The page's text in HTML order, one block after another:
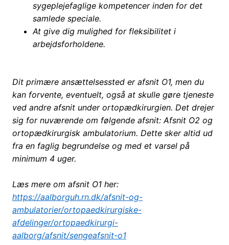
sygeplejefaglige kompetencer inden for det
samlede speciale.
At give dig mulighed for fleksibilitet i
arbejdsforholdene.
Dit primære ansættelsessted er afsnit O1, men du
kan forvente, eventuelt, også at skulle gøre tjeneste
ved andre afsnit under ortopædkirurgien. Det drejer
sig for nuværende om følgende afsnit: Afsnit O2 og
ortopædkirurgisk ambulatorium. Dette sker altid ud
fra en faglig begrundelse og med et varsel på
minimum 4 uger.
Læs mere om afsnit O1 her:
https://aalborguh.rn.dk/afsnit-og-
ambulatorier/ortopaedkirurgiske-
afdelinger/ortopaedkirurgi-
aalborg/afsnit/sengeafsnit-o1